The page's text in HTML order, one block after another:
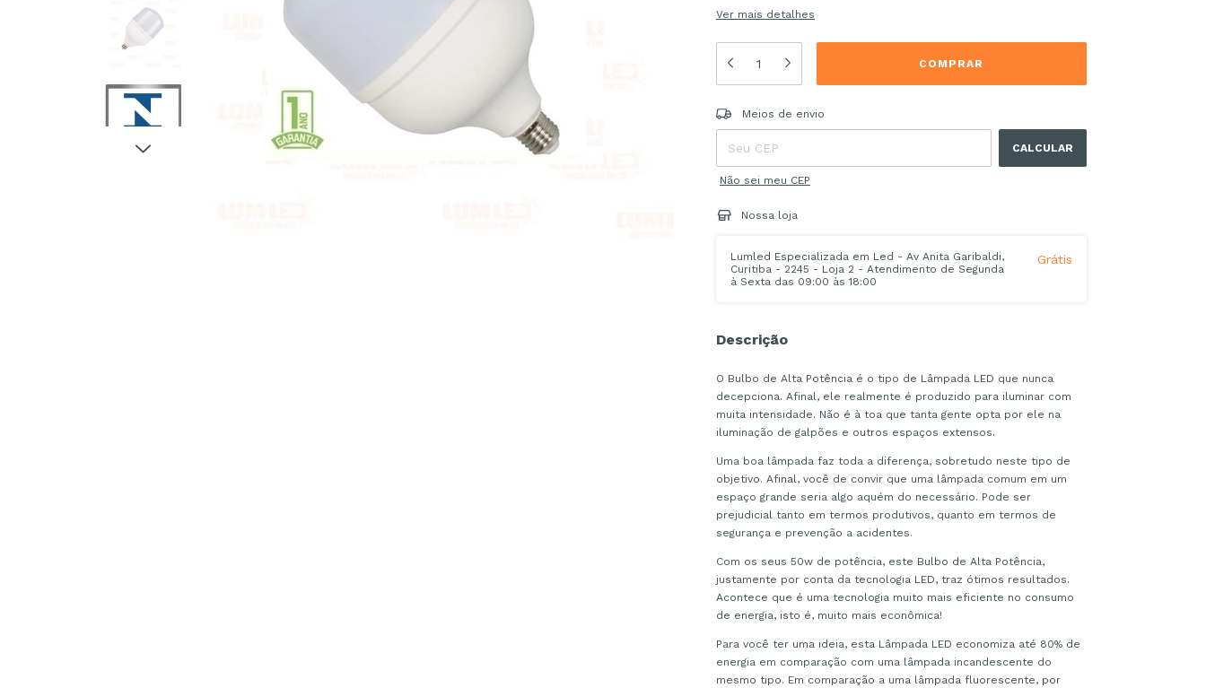
Ver mais detalhes
Entregas para o CEP:
Meios de envio
CALCULAR
Não sei meu CEP
Nossa loja
Lumled Especializada em Led - Av Anita Garibaldi,
Curitiba - 2245 - Loja 2 - Atendimento de Segunda
à Sexta das 09:00 às 18:00
Grátis
Descrição
O Bulbo de Alta Potência é o tipo de Lâmpada LED que nunca
decepciona. Afinal, ele realmente é produzido para iluminar com
muita intensidade. Não é à toa que tanta gente opta por ele na
iluminação de galpões e outros espaços extensos.
Uma boa lâmpada faz toda a diferença, sobretudo neste tipo de
objetivo. Afinal, você de convir que uma lâmpada comum em um
espaço grande seria algo aquém do necessário. Pode ser
prejudicial tanto em termos produtivos, quanto em termos de
segurança e prevenção a acidentes.
Com os seus 50w de potência, este Bulbo de Alta Potência,
justamente por conta da tecnologia LED, traz ótimos resultados.
Acontece que é uma tecnologia muito mais eficiente no consumo
de energia, isto é, muito mais econômica!
Para você ter uma ideia, esta Lâmpada LED economiza até 80% de
energia em comparação com uma lâmpada incandescente do
mesmo tipo. Em comparação a uma lâmpada fluorescente, por